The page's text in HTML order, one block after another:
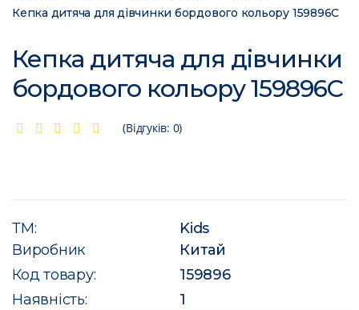
Кепка дитяча для дівчинки бордового кольору 159896C
Кепка дитяча для дівчинки
бордового кольору 159896C
(Відгуків: 0)
ТМ:
Kids
Виробник
Китай
Код товару:
159896
Наявність:
1